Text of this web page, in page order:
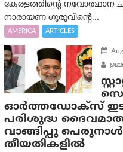
കേരളത്തിന്റെ നവോത്ഥാന
നാരായണ ഗുരുവിന്റെ...
AMERICA ARTICLES
ഓർത്തഡോക്സ്
പരിശുദ്ധ
വാങ്ങിപ്പു പെരുനാൾ
തീയതികളിൽ